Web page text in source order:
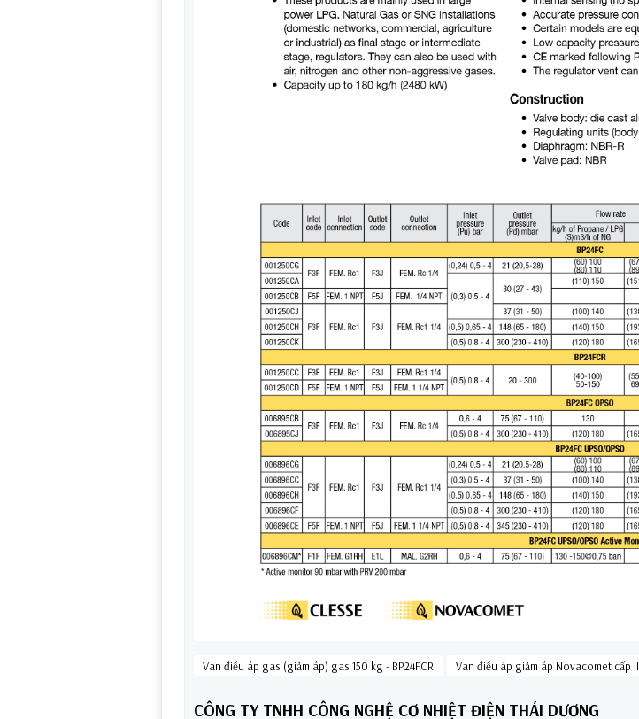
Van điều áp gas (giảm áp) gas 150 kg - BP24FCR Van điều áp giảm áp Novacomet cấp II
CÔNG TY TNHH CÔNG NGHỆ CƠ NHIỆT ĐIỆN THÁI DƯƠNG